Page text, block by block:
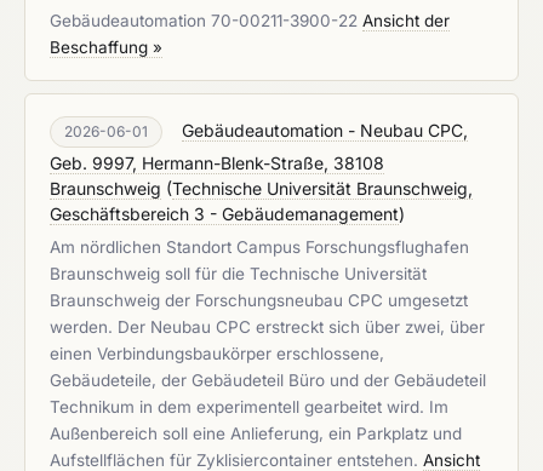
Gebäudeautomation 70-00211-3900-22 Ansicht der
Beschaffung »
2026-06-01
Gebäudeautomation - Neubau CPC,
Geb. 9997, Hermann-Blenk-Straße, 38108
Braunschweig (Technische Universität Braunschweig,
Geschäftsbereich 3 - Gebäudemanagement)
Am nördlichen Standort Campus Forschungsflughafen
Braunschweig soll für die Technische Universität
Braunschweig der Forschungsneubau CPC umgesetzt
werden. Der Neubau CPC erstreckt sich über zwei, über
einen Verbindungsbaukörper erschlossene,
Gebäudeteile, der Gebäudeteil Büro und der Gebäudeteil
Technikum in dem experimentell gearbeitet wird. Im
Außenbereich soll eine Anlieferung, ein Parkplatz und
Aufstellflächen für Zyklisiercontainer entstehen. Ansicht